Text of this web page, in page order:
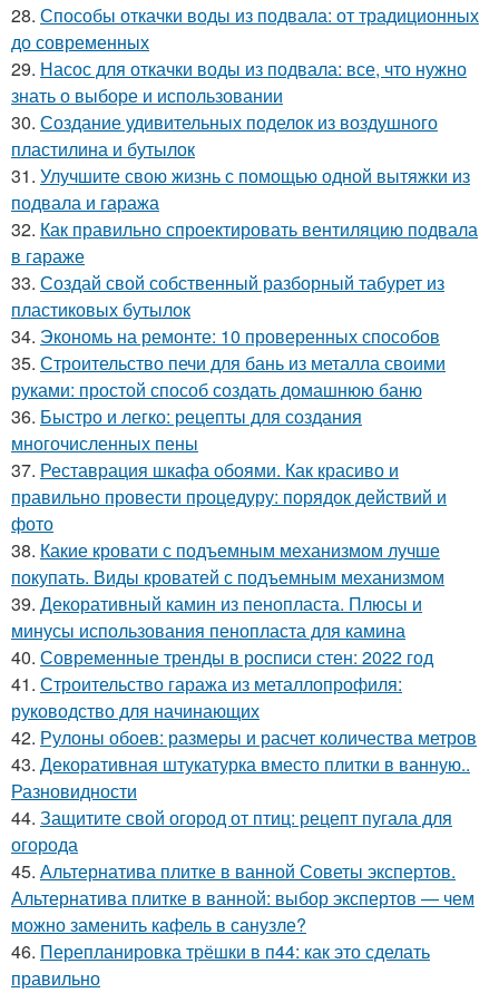
28. Способы откачки воды из подвала: от традиционных
до современных
29. Насос для откачки воды из подвала: все, что нужно
знать о выборе и использовании
30. Создание удивительных поделок из воздушного
пластилина и бутылок
31. Улучшите свою жизнь с помощью одной вытяжки из
подвала и гаража
32. Как правильно спроектировать вентиляцию подвала
в гараже
33. Создай свой собственный разборный табурет из
пластиковых бутылок
34. Экономь на ремонте: 10 проверенных способов
35. Строительство печи для бань из металла своими
руками: простой способ создать домашнюю баню
36. Быстро и легко: рецепты для создания
многочисленных пены
37. Реставрация шкафа обоями. Как красиво и
правильно провести процедуру: порядок действий и
фото
38. Какие кровати с подъемным механизмом лучше
покупать. Виды кроватей с подъемным механизмом
39. Декоративный камин из пенопласта. Плюсы и
минусы использования пенопласта для камина
40. Современные тренды в росписи стен: 2022 год
41. Строительство гаража из металлопрофиля:
руководство для начинающих
42. Рулоны обоев: размеры и расчет количества метров
43. Декоративная штукатурка вместо плитки в ванную..
Разновидности
44. Защитите свой огород от птиц: рецепт пугала для
огорода
45. Альтернатива плитке в ванной Советы экспертов.
Альтернатива плитке в ванной: выбор экспертов — чем
можно заменить кафель в санузле?
46. Перепланировка трёшки в п44: как это сделать
правильно